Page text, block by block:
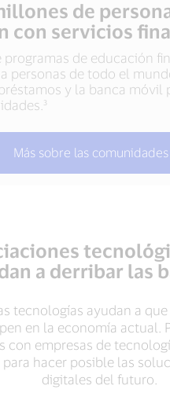
de
con servicios
programas de educación
personas de todo el
y la banca móvil
Más sobre las comunidades
a derribar las
tecnologías ayudan a
en la economía actual.
con empresas de
hacer posible las
digitales del futuro.